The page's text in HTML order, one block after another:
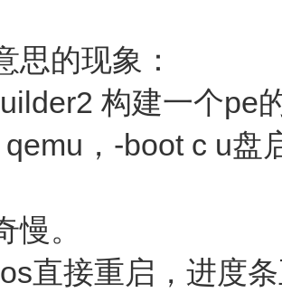
思的现象：
构建一个pe
，-boot c u盘
慢。
直接重启，进度